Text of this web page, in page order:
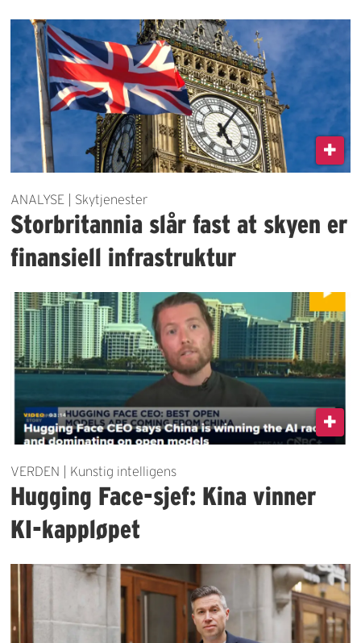
ANALYSE | Skytjenester
Storbritannia slår fast at skyen er
finansiell infrastruktur
VERDEN | Kunstig intelligens
Hugging Face-sjef: Kina vinner
KI-kappløpet